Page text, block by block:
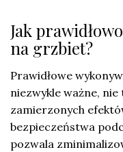
Jak
na grzbiet?
Prawidłowe
niezwykle ważne,
zamierzonych
bezpieczeństwa
pozwala